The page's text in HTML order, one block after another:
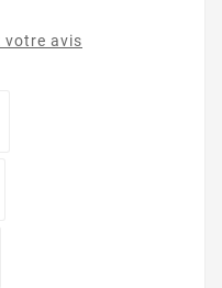
votre avis